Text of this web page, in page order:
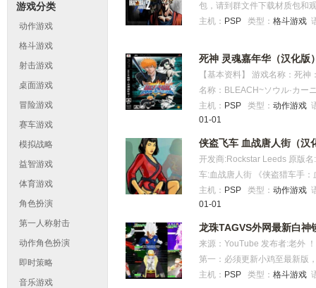
游戏分类
动作游戏
格斗游戏
射击游戏
桌面游戏
冒险游戏
赛车游戏
模拟战略
益智游戏
体育游戏
角色扮演
第一人称射击
动作角色扮演
即时策略
音乐游戏
即按X，可迅速接近被吹飞中
后在靠近对手的瞬间按□可把
首先最基本的，□△，□□△，
同，但是其实全是气功炮（空
有个别人物不同），连打（类
是踢飞（轻型的），接X上去
人砸地上去，但是踢飞后按△
（连打□中按↓+△是铲腿敌人
就是最普通的击飞了，连击中
把敌人击飞，可以继续连击，
飞，击飞后还可追加○追击，
完敌人就躺下了，按个人喜好
一样：我就以“气功炮”“重击”“
试。 最基本的是连一个重击，
包，请到群文件下载材质包和
战，那非常欢迎您的加入，本
L+↑ 气舞空术 L+↓ 气降落 △
+△ 必杀技 爆气后L+下+△ 超
的对手(会消耗气力)，中途可
对手再次击飞，配合方向键可
主机： PSP 类型： 格斗游戏
死神 灵魂嘉年华（汉化版
【基本资料】 游戏名称：死
名称：BLEACH~ソウル·カー
Studio 代理发行：Sony
2008年11月06 【游戏简介】
SCE Worldwide Studios
还宣布本作将会在2008年11
造出简单又爽快的横向滚动条
《Bleach死神》的各个角色变
PSP版《Bleach死神：灵魂嘉
始渐渐扩大行动范围到断界、
主机： PSP 类型： 动作游戏
01-01
侠盗飞车 血战唐人街（汉
开发商:Rockstar Leeds 原版
车:血战唐人街 《侠盗猎车手
一款动作角色扮演类游戏，于
一，并在该系列的3D游戏中，
华人主角的游戏，讲述了李煌
主机： PSP 类型： 动作游戏
01-01
龙珠TAGVS外网最新白神
来源：YouTube 发布者:老外
第一：必须更新小鸡至最新版
PPSSPP系统设置找到网络对
主机： PSP 类型： 格斗游戏